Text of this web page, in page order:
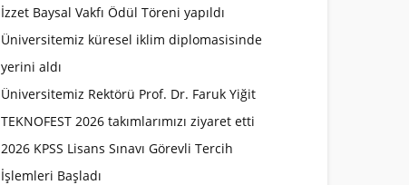
İzzet Baysal Vakfı Ödül Töreni yapıldı
Üniversitemiz küresel iklim diplomasisinde
yerini aldı
Üniversitemiz Rektörü Prof. Dr. Faruk Yiğit
TEKNOFEST 2026 takımlarımızı ziyaret etti
2026 KPSS Lisans Sınavı Görevli Tercih
İşlemleri Başladı